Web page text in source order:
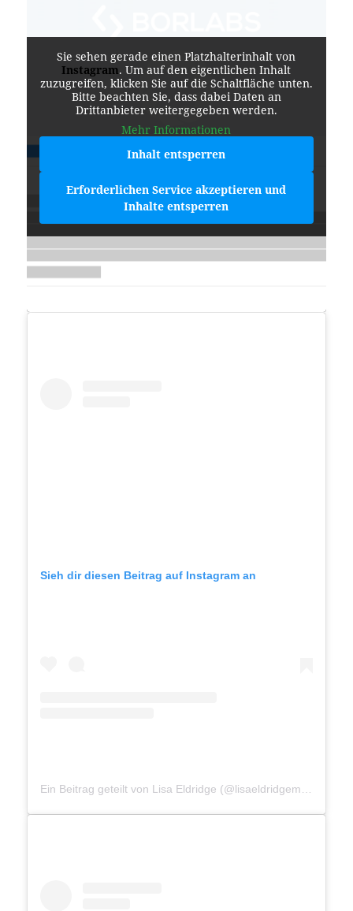
Sie sehen gerade einen Platzhalterinhalt von
Instagram. Um auf den eigentlichen Inhalt
zuzugreifen, klicken Sie auf die Schaltfläche unten.
Bitte beachten Sie, dass dabei Daten an
Drittanbieter weitergegeben werden.
Mehr Informationen
Inhalt entsperren
Erforderlichen Service akzeptieren und
Inhalte entsperren
Sieh dir diesen Beitrag auf Instagram an